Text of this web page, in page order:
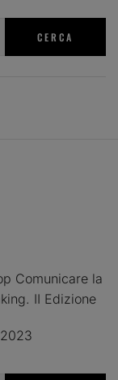
Comunicare la
II Edizione